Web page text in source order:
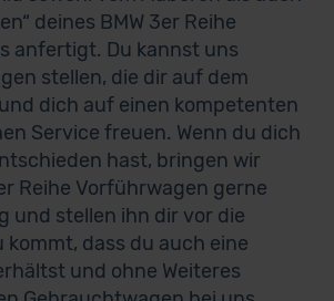
deines BMW 3er Reihe
anfertigt. Du kannst uns
stellen, die dir auf dem
dich auf einen kompetenten
Service freuen. Wenn du dich
hast, bringen wir
Reihe Vorführwagen gerne
und stellen ihn dir vor die
kommt, dass du auch eine
und ohne Weiteres